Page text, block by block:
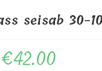
seisab 30-
€42.00Price
range: